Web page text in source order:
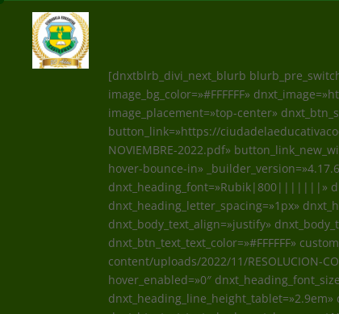
[dnxtblrb_divi_next_blurb
image_bg_color=»#FFFFFF»
image_placement=»top-center»
button_link=»https://
NOVIEMBRE-2022.pdf»
hover-bounce-in»
dnxt_heading_font=»Rubik|800|||||||»
dnxt_heading_letter_spacing=»1px»
dnxt_body_text_align=»justify»
dnxt_btn_text_text_color=»#FFFFFF»
content/uploads/2022/11/RESOLUCION-
hover_enabled=»0″